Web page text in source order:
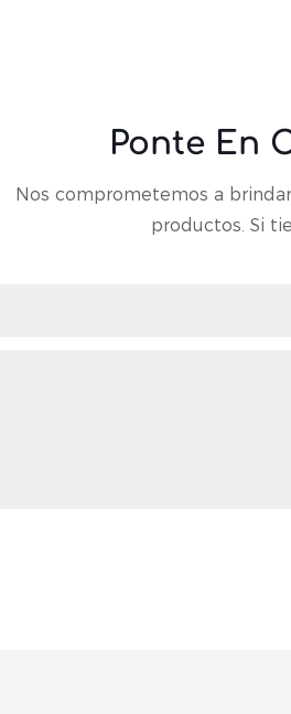
Ponte En
Nos comprometemos a
productos. Si